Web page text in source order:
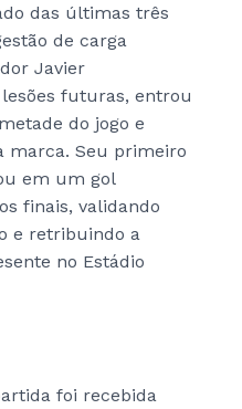
das últimas três
de carga
Javier
futuras, entrou
do jogo e
marca. Seu primeiro
em um gol
finais, validando
e retribuindo a
no Estádio
foi recebida